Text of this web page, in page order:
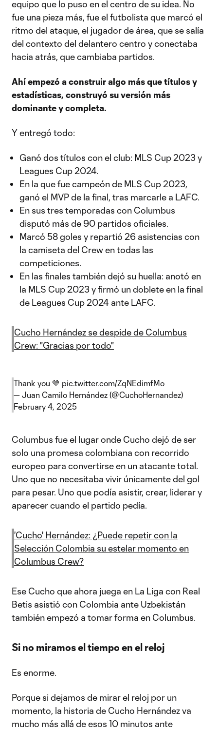
equipo que lo puso en el centro de su idea. No
fue una pieza más, fue el futbolista que marcó el
ritmo del ataque, el jugador de área, que se salía
del contexto del delantero centro y conectaba
hacia atrás, que cambiaba partidos.
Ahí empezó a construir algo más que títulos y
estadísticas, construyó su versión más
dominante y completa.
Y entregó todo:
Ganó dos títulos con el club: MLS Cup 2023 y
Leagues Cup 2024.
En la que fue campeón de MLS Cup 2023,
ganó el MVP de la final, tras marcarle a LAFC.
En sus tres temporadas con Columbus
disputó más de 90 partidos oficiales.
Marcó 58 goles y repartió 26 asistencias con
la camiseta del Crew en todas las
competiciones.
En las finales también dejó su huella: anotó en
la MLS Cup 2023 y firmó un doblete en la final
de Leagues Cup 2024 ante LAFC.
Cucho Hernández se despide de Columbus
Crew: "Gracias por todo"
Thank you 💛 pic.twitter.com/ZqNEdimfMo
— Juan Camilo Hernández (@CuchoHernandez)
February 4, 2025
Columbus fue el lugar onde Cucho dejó de ser
solo una promesa colombiana con recorrido
europeo para convertirse en un atacante total.
Uno que no necesitaba vivir únicamente del gol
para pesar. Uno que podía asistir, crear, liderar y
aparecer cuando el partido pedía.
'Cucho' Hernández: ¿Puede repetir con la
Selección Colombia su estelar momento en
Columbus Crew?
Ese Cucho que ahora juega en La Liga con Real
Betis asistió con Colombia ante Uzbekistán
también empezó a tomar forma en Columbus.
Si no miramos el tiempo en el reloj
Es enorme.
Porque si dejamos de mirar el reloj por un
momento, la historia de Cucho Hernández va
mucho más allá de esos 10 minutos ante